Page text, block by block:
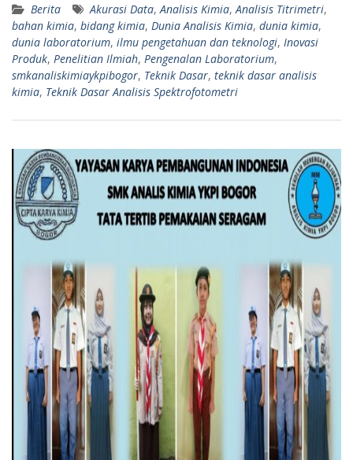
Berita Akurasi Data, Analisis Kimia, Analisis Titrimetri,
bahan kimia, bidang kimia, Dunia Analisis Kimia, dunia kimia,
dunia laboratorium, ilmu pengetahuan dan teknologi, Inovasi
Produk, Penelitian Ilmiah, Pengenalan Laboratorium,
smkanaliskimiaykpibogor, Teknik Dasar, teknik dasar analisis
kimia, Teknik Dasar Analisis Spektrofotometri